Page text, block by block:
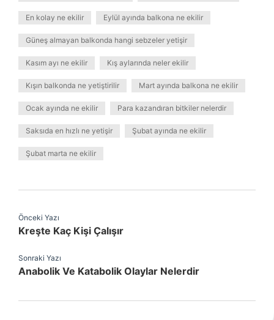
En kolay ne ekilir Eylül ayında balkona ne ekilir
Güneş almayan balkonda hangi sebzeler yetişir
Kasım ayı ne ekilir Kış aylarında neler ekilir
Kışın balkonda ne yetiştirilir Mart ayında balkona ne ekilir
Ocak ayında ne ekilir Para kazandıran bitkiler nelerdir
Saksıda en hızlı ne yetişir Şubat ayında ne ekilir
Şubat marta ne ekilir
Önceki Yazı
Kreşte Kaç Kişi Çalışır
Sonraki Yazı
Anabolik Ve Katabolik Olaylar Nelerdir